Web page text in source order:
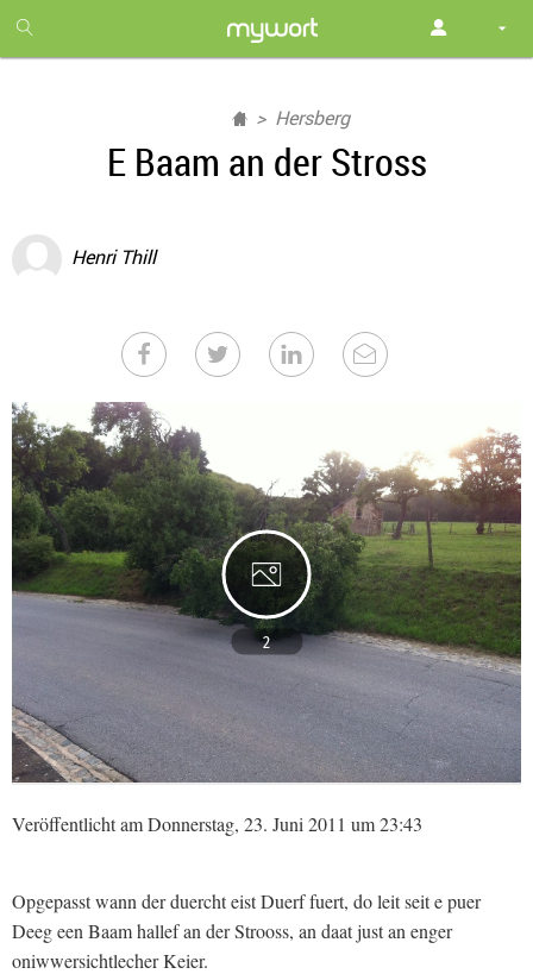
month
free
Hersberg
E Baam an der Stross
Henri Thill
2
Veröffentlicht am Donnerstag, 23. Juni 2011 um 23:43
Opgepasst wann der duercht eist Duerf fuert, do leit seit e puer
Deeg een Baam hallef an der Strooss, an daat just an enger
oniwwersichtlecher Keier.